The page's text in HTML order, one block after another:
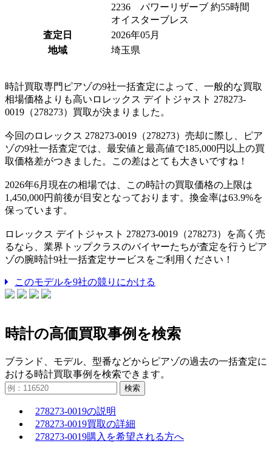
2236 パワーリザーブ 約55時間
オイスターブレス
査定日
2026年05月
地域
埼玉県
時計買取専門ピアゾの9社一括査定によって、一般的な買取
相場価格よりも高いロレックス デイトジャスト 278273-
0019（278273）買取が決まりました。
今回のロレックス 278273-0019（278273）売却に際し、ピア
ゾの9社一括査定では、最安値と最高値で185,000円以上の買
取価格差がつきました。この差はとても大きいですね！
2026年6月現在の相場では、この時計の買取価格の上限は
1,450,000円前後が目安となっております。換金率は63.9%を
保っています。
ロレックス デイトジャスト 278273-0019（278273）を高く売
るなら、業界トップクラスのバイヤーたちが査定を行うピア
ゾの腕時計9社一括査定サービスをご利用ください！
このモデルを9社の競りにかける
時計の高価買取事例を検索
ブランド、モデル、型番などからピアゾの過去の一括査定に
おける時計買取事例を検索できます。
検索
278273-0019の説明
278273-0019買取の詳細
278273-0019購入を希望される方へ